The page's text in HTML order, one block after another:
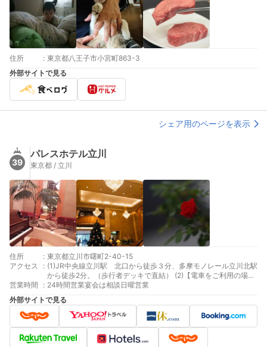
住所 : 東京都八王子市小宮町863-3
外部サイトで見る
シェア用のページを表示
39
パレスホテル立川
東京都 / 立川
住所 : 東京都立川市曙町2-40-15
アクセス
: (1)JR中央線立川駅 北口から徒歩３分、多摩モノレール立川北駅
から徒歩2分。（歩行者デッキで直結） (2)【電車をご利用の場
合】 JR東京駅よりJR中央線の特別快速にて約46分。 JR新宿駅
よりJR中央線の特別快速にて約27分。 多摩センターより多摩モ
ノレールにて約23分。 (3)【車をご利用の場合】 圏央道「青梅
I.C」より、新青梅街道経由にて約60分。 中央自動車道「八王子
I.C」より約40分。 中央自動車道「国立府中I.C」より約30分。
(4)【エアポートリムジンバスをご利用の場合】 パレスホテル立
川 ⇔ 羽田空港 パレスホテル立川 ⇔ 成田空港
営業時間 : 24時間営業宴会は相談日曜営業
外部サイトで見る